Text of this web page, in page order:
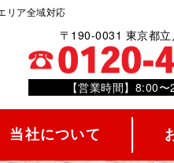
リア全域対応
〒190-0031 東京都
【営業時間】8:00
当社について